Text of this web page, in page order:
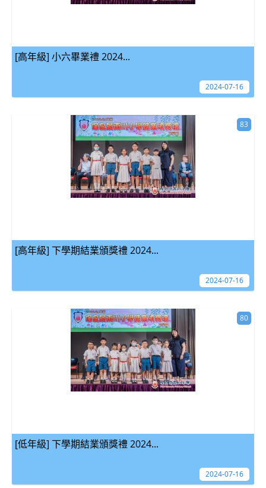
[高年級] 小六畢業禮 2024...
2024-07-16
[高年級] 下學期結業頒獎禮 2024...
83
2024-07-16
[低年級] 下學期結業頒獎禮 2024...
80
2024-07-16